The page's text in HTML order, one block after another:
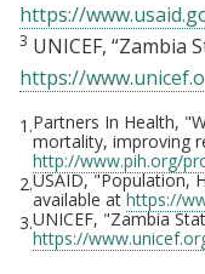
https://
3 UNICEF, “Zambia
https://
1.Partners In Health,
mortality, improving
http://www.pih.org/
2.USAID, "Population,
available at https://
3.UNICEF, "Zambia
https://